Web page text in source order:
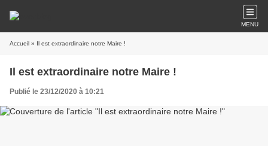
MENU
Accueil » Il est extraordinaire notre Maire !
Il est extraordinaire notre Maire !
Publié le 23/12/2020 à 10:21